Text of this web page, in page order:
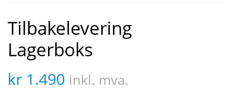
Tilbakelevering
Lagerboks
kr 1.490 inkl. mva.